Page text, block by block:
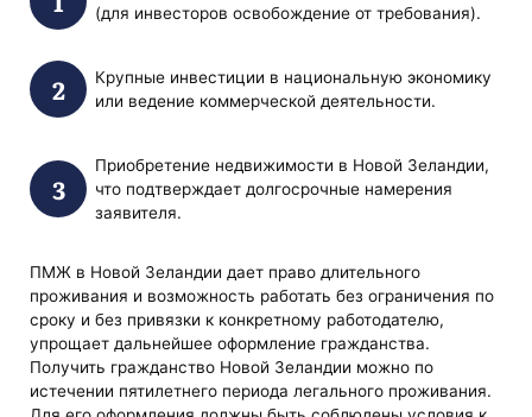
(для инвесторов освобождение от требования).
Крупные инвестиции в национальную экономику
или ведение коммерческой деятельности.
Приобретение недвижимости в Новой Зеландии,
что подтверждает долгосрочные намерения
заявителя.
ПМЖ в Новой Зеландии дает право длительного
проживания и возможность работать без ограничения по
сроку и без привязки к конкретному работодателю,
упрощает дальнейшее оформление гражданства.
Получить гражданство Новой Зеландии можно по
истечении пятилетнего периода легального проживания.